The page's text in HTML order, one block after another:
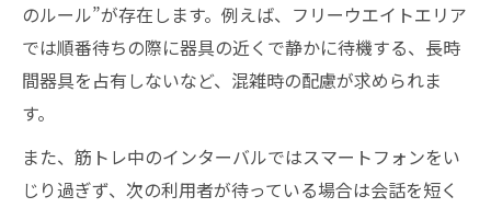
のルール”が存在します。例えば、フリーウエイトエリア
では順番待ちの際に器具の近くで静かに待機する、長時
間器具を占有しないなど、混雑時の配慮が求められま
す。
また、筋トレ中のインターバルではスマートフォンをい
じり過ぎず、次の利用者が待っている場合は会話を短く